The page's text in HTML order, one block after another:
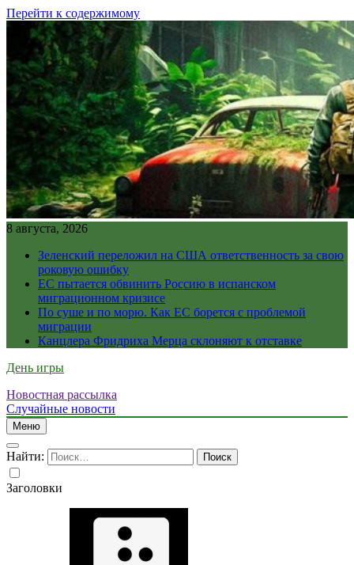
Перейти к содержимому
8 августа, 2026
Зеленский переложил на США ответственность за свою
роковую ошибку
ЕС пытается обвинить Россию в испанском
миграционном кризисе
По суше и по морю. Как ЕС борется с проблемой
миграции
Канцлера Фридриха Мерца склоняют к отставке
День игры
Новостная рассылка
Случайные новости
Меню
Найти:
Заголовки